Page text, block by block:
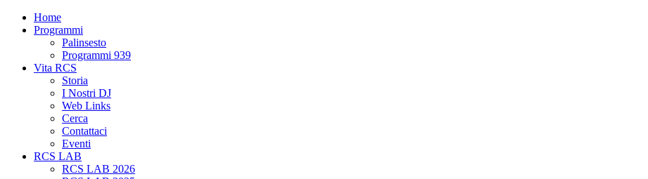
Home
Programmi
Palinsesto
Programmi 939
Vita RCS
Storia
I Nostri DJ
Web Links
Cerca
Contattaci
Eventi
RCS LAB
RCS LAB 2026